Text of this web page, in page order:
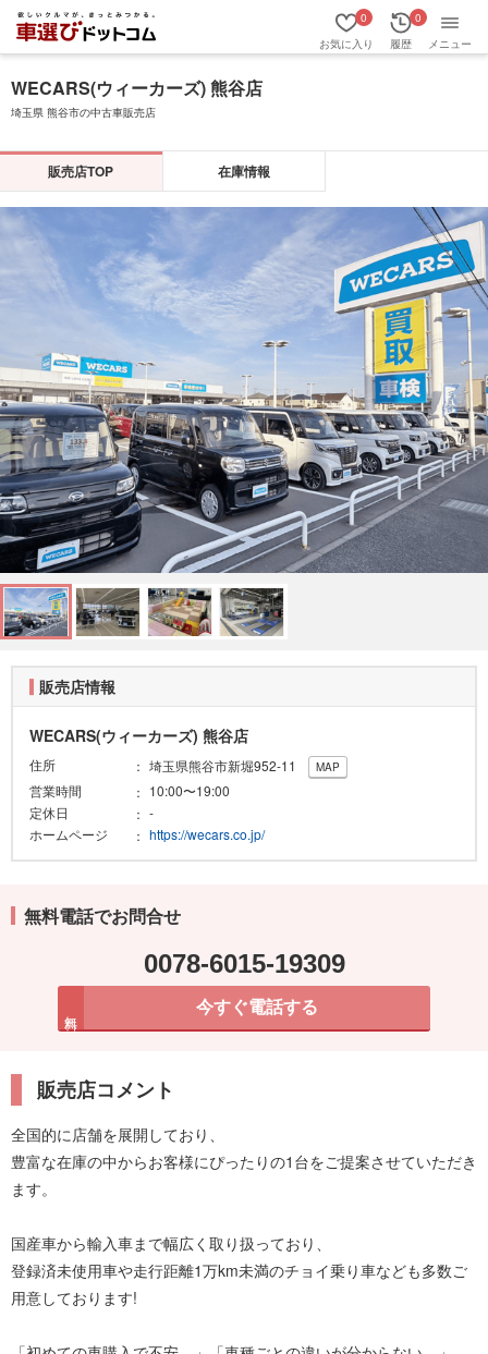
お気に入り
0
履歴
0
メニュー
WECARS(ウィーカーズ) 熊谷店
埼玉県 熊谷市の中古車販売店
販売店TOP 在庫情報
販売店情報
WECARS(ウィーカーズ) 熊谷店
住所 埼玉県熊谷市新堀952-11 MAP
営業時間
10:00〜19:00
定休日
-
ホームページ
https://wecars.co.jp/
無料電話でお問合せ
0078-6015-19309
今すぐ電話する
販売店コメント
全国的に店舗を展開しており、
豊富な在庫の中からお客様にぴったりの1台をご提案させていただき
ます。
国産車から輸入車まで幅広く取り扱っており、
登録済未使用車や走行距離1万km未満のチョイ乗り車なども多数ご
用意しております!